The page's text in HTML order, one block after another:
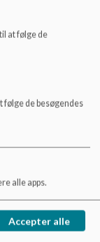
til at
pædagogiske
her:
Kommune
at følge de
følge de besøgendes
alle apps.
Accepter alle